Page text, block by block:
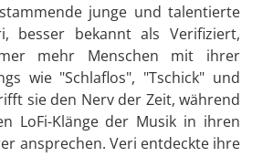
junge und talentierte
besser bekannt als Verifiziert,
mehr Menschen mit ihrer
wie "Schlaflos", "Tschick" und
sie den Nerv der Zeit, während
LoFi-Klänge der Musik in ihren
ansprechen. Veri entdeckte ihre